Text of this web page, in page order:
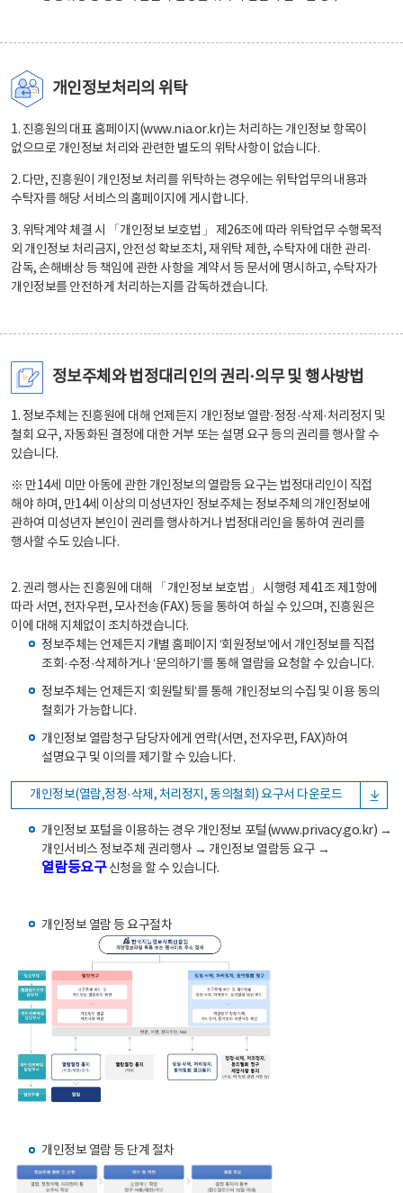
개인정보처리의 위탁
1. 진흥원의 대표 홈페이지(www.nia.or.kr)는 처리하는 개인정보 항목이
없으므로 개인정보 처리와 관련한 별도의 위탁사항이 없습니다.
2. 다만, 진흥원이 개인정보 처리를 위탁하는 경우에는 위탁업무의 내용과
수탁자를 해당 서비스의 홈페이지에 게시합니다.
3. 위탁계약 체결 시 「개인정보 보호법」 제26조에 따라 위탁업무 수행목적
외 개인정보 처리금지, 안전성 확보조치, 재위탁 제한, 수탁자에 대한 관리·
감독, 손해배상 등 책임에 관한 사항을 계약서 등 문서에 명시하고, 수탁자가
개인정보를 안전하게 처리하는지를 감독하겠습니다.
정보주체와 법정대리인의 권리·의무 및 행사방법
1. 정보주체는 진흥원에 대해 언제든지 개인정보 열람·정정·삭제·처리정지 및
철회 요구, 자동화된 결정에 대한 거부 또는 설명 요구 등의 권리를 행사할 수
있습니다.
※ 만14세 미만 아동에 관한 개인정보의 열람등 요구는 법정대리인이 직접
해야 하며, 만14세 이상의 미성년자인 정보주체는 정보주체의 개인정보에
관하여 미성년자 본인이 권리를 행사하거나 법정대리인을 통하여 권리를
행사할 수도 있습니다.
2. 권리 행사는 진흥원에 대해 「개인정보 보호법」 시행령 제41조 제1항에
따라 서면, 전자우편, 모사전송(FAX) 등을 통하여 하실 수 있으며, 진흥원은
이에 대해 지체없이 조치하겠습니다.
정보주체는 언제든지 개별 홈페이지 ‘회원정보’에서 개인정보를 직접
조회·수정·삭제하거나 ‘문의하기’를 통해 열람을 요청할 수 있습니다.
정보주체는 언제든지 ‘회원탈퇴’를 통해 개인정보의 수집 및 이용 동의
철회가 가능합니다.
개인정보 열람청구 담당자에게 연락(서면, 전자우편, FAX)하여
설명요구 및 이의를 제기할 수 있습니다.
개인정보(열람,정정·삭제, 처리정지, 동의철회) 요구서 다운로드
개인정보 포털을 이용하는 경우 개인정보 포털(www.privacy.go.kr) →
개인서비스 정보주체 권리행사 → 개인정보 열람등 요구 →
열람등요구신청을 할 수 있습니다.
개인정보 열람 등 요구절차
개인정보 열람 등 단계 절차